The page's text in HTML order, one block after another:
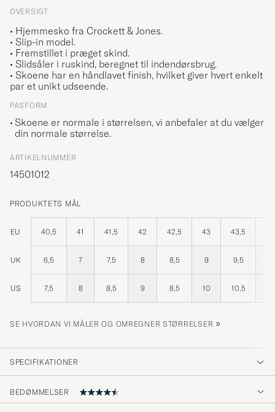
OVERSIGT
• Hjemmesko fra Crockett & Jones.
• Slip-in model.
• Fremstillet i præget skind.
• Slidsåler i ruskind, beregnet til indendørsbrug.
• Skoene har en håndlavet finish, hvilket giver hvert enkelt
par et unikt udseende.
PASFORM
Skoene er normale i størrelsen, vi anbefaler at du vælger
din normale størrelse.
ARTIKELNUMMER
14501012
PRODUKTETS MÅL
EU 40,5 41 41,5 42 42,5 43 43,5
UK 6,5 7 7,5 8 8,5 9 9,5
US 7,5 8 8,5 9 8,5 10 10,5
SE HVORDAN VI MÅLER OG OMREGNER STØRRELSER »
SPECIFIKATIONER
BEDØMMELSER